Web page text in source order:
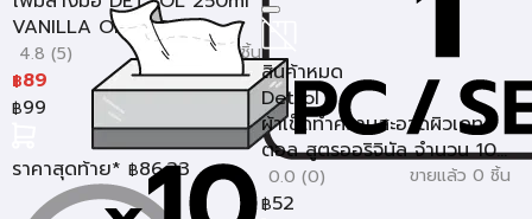
VANILLA ORCHID
4.8 (5) ขายแล้ว 129 ชิ้น
฿89
฿99
ราคาสุดท้าย* ฿86.33
สินค้าหมด
Dettol
ผ้าเช็ดทำความสะอาดผิวเดท
ตอล สูตรออริจินัล จำนวน 10...
0.0 (0) ขายแล้ว 0 ชิ้น
฿52